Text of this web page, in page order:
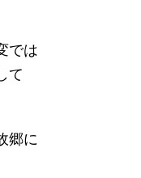
では
て
郷に